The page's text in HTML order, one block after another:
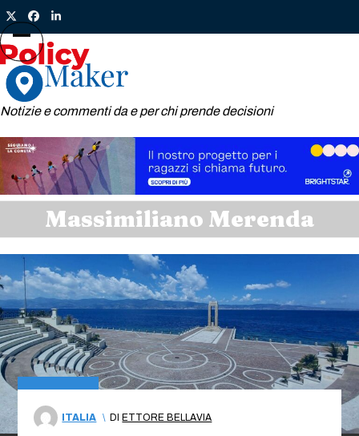
Skip
to
content
TwitterFacebook
LinkedIn
Notizie e commenti da e per chi prende decisioni
Open
mobile
menu
Close
mobile
menu
Massimiliano Merenda
ITALIA \ DI ETTORE BELLAVIA